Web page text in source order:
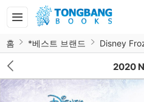
홈 *베스트 브랜드 Disney
2020